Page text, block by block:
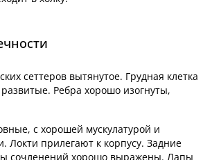
сеттеров вытянутое. Грудная клетка
Ребра хорошо изогнуты,
с хорошей мускулатурой и
Локти прилегают к корпусу. Задние
сочленений хорошо выражены. Лапы